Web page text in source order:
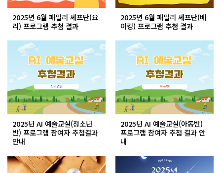
2025년 6월 패밀리 셰프단(요
리) 프로그램 추첨 결과
2025년 6월 패밀리 셰프단(베
이킹) 프로그램 추첨 결과
2025년 AI 예술교실(청소년
반) 프로그램 참여자 추첨결과
안내
2025년 AI 예술교실(아동반)
프로그램 참여자 추첨 결과 안
내